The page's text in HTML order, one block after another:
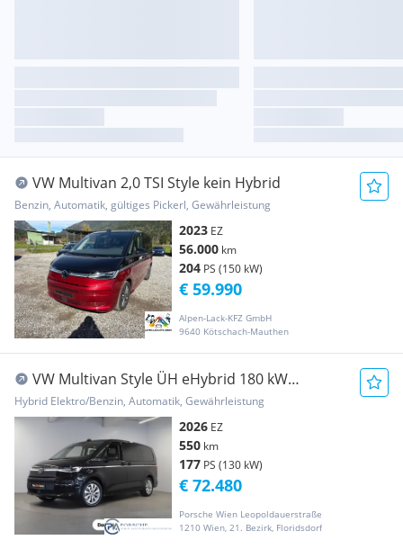
VW Multivan 2,0 TSI Style kein Hybrid
Benzin, Automatik, gültiges Pickerl, Gewährleistung
2023 EZ
56.000 km
204 PS (150 kW)
Alpen-Lack-KFZ GmbH
9640 Kötschach-Mauthen
€ 59.990
VW Multivan Style ÜH eHybrid 180 kW
4MOTION
Hybrid Elektro/Benzin, Automatik, Gewährleistung
2026 EZ
550 km
177 PS (130 kW)
Porsche Wien Leopoldauerstraße
1210 Wien, 21. Bezirk, Floridsdorf
€ 72.480